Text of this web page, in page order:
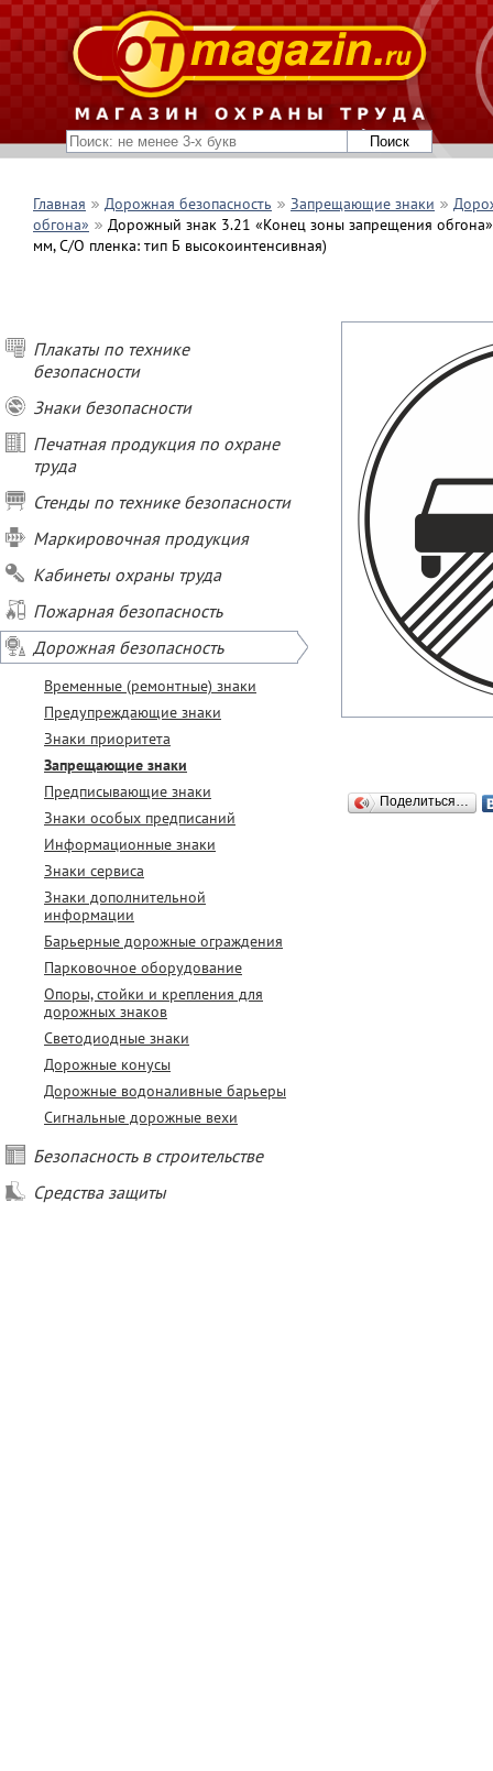
Главная Дорожная безопасность Запрещающие знаки
обгона»
Дорожный знак 3.21 «Конец зоны запрещения
мм, С/О пленка: тип Б высокоинтенсивная)
Плакаты по технике
безопасности
Знаки безопасности
Печатная продукция по охране
труда
Стенды по технике безопасности
Маркировочная продукция
Кабинеты охраны труда
Пожарная безопасность
Дорожная безопасность
Временные (ремонтные) знаки
Предупреждающие знаки
Знаки приоритета
Запрещающие знаки
Предписывающие знаки
Знаки особых предписаний
Информационные знаки
Знаки сервиса
Знаки дополнительной
информации
Барьерные дорожные ограждения
Парковочное оборудование
Опоры, стойки и крепления для
дорожных знаков
Светодиодные знаки
Дорожные конусы
Дорожные водоналивные барьеры
Сигнальные дорожные вехи
Безопасность в строительстве
Средства защиты
Поделиться…